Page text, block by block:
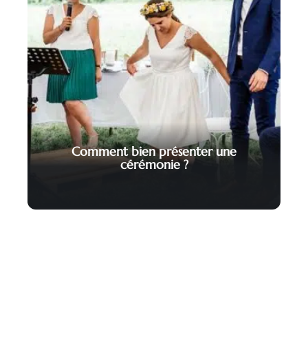
Comment bien présenter une
cérémonie ?